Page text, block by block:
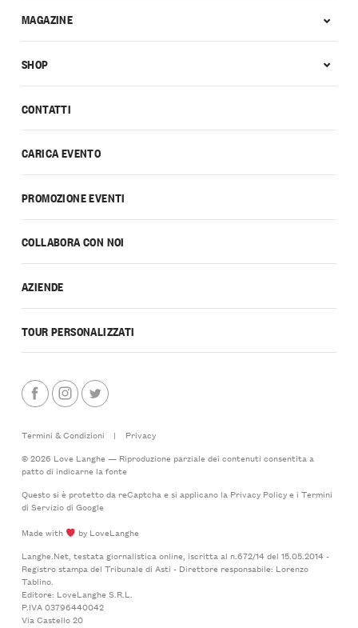
CONTATTI
CARICA EVENTO
PROMOZIONE EVENTI
COLLABORA CON NOI
AZIENDE
TOUR PERSONALIZZATI
MAGAZINE
SHOP
Termini & Condizioni |
Privacy
© 2026 Love Langhe — Riproduzione parziale dei contenuti consentita a
patto di indicarne la fonte
Questo si è protetto da reCaptcha e si applicano la Privacy Policye i Termini
di Serviziodi Google
Made with
by LoveLanghe
Langhe.Net, testata giornalistica online, iscritta al n.672/14 del 15.05.2014 -
Registro stampa del Tribunale di Asti - Direttore responsabile: Lorenzo
Tablino.
Editore: LoveLanghe S.R.L.
P.IVA 03796440042
Via Castello 20